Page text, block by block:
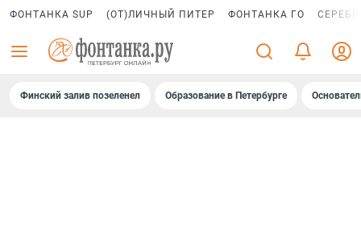
ФОНТАНКА SUP (ОТ)ЛИЧНЫЙ ПИТЕР ФОНТАНКА ГО
Финский залив позеленел Образование в Петербурге